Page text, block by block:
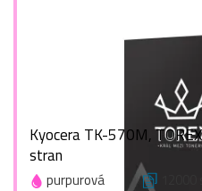
Kyocera TK-570M,
stran
purpurová